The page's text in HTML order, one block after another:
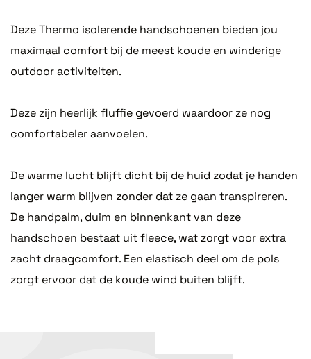
Deze Thermo isolerende handschoenen bieden jou
maximaal comfort bij de meest koude en winderige
outdoor activiteiten.
Deze zijn heerlijk fluffie gevoerd waardoor ze nog
comfortabeler aanvoelen.
De warme lucht blijft dicht bij de huid zodat je handen
langer warm blijven zonder dat ze gaan transpireren.
De handpalm, duim en binnenkant van deze
handschoen bestaat uit fleece, wat zorgt voor extra
zacht draagcomfort. Een elastisch deel om de pols
zorgt ervoor dat de koude wind buiten blijft.